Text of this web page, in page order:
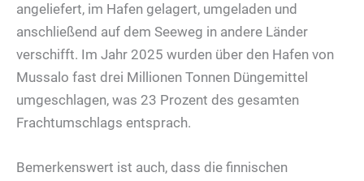
angeliefert, im Hafen gelagert, umgeladen und
anschließend auf dem Seeweg in andere Länder
verschifft. Im Jahr 2025 wurden über den Hafen von
Mussalo fast drei Millionen Tonnen Düngemittel
umgeschlagen, was 23 Prozent des gesamten
Frachtumschlags entsprach.
Bemerkenswert ist auch, dass die finnischen